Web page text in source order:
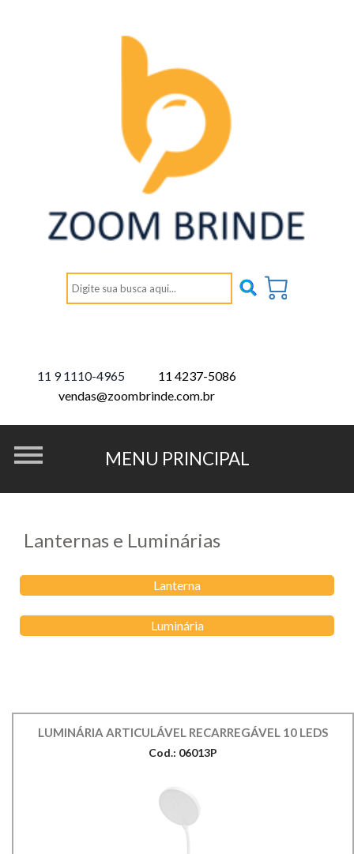
11 9 1110-4965
11 4237-5086
vendas@zoombrinde.com.br
Lanternas e Luminárias
Lanterna
Luminária
LUMINÁRIA ARTICULÁVEL RECARREGÁVEL 10 LEDS
Cod.: 06013P